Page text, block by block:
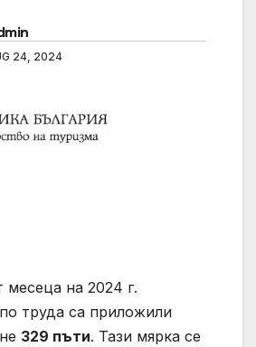
24, 2024
месеца на 2024 г.
труда са приложили
329 пъти. Тази мярка се